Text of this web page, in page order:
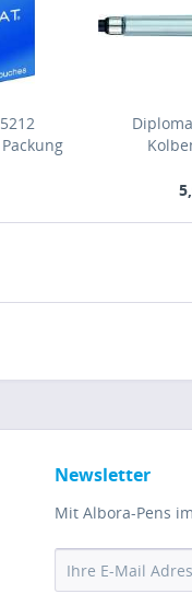
Newsletter
Mit Albora-Pens